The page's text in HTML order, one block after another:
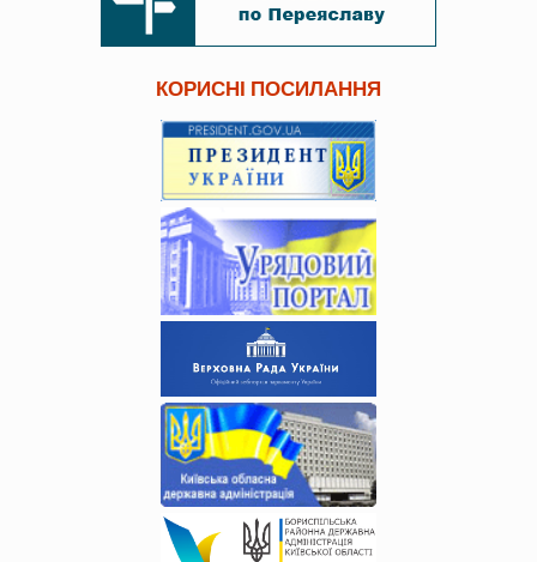
КОРИСНІ ПОСИЛАННЯ